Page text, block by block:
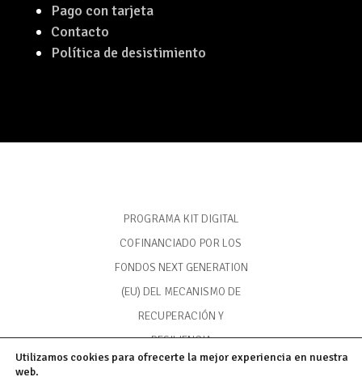
Pago con tarjeta
Contacto
Política de desistimiento
PROGRAMA KIT DIGITAL
COFINANCIADO POR LOS
FONDOS NEXT GENERATION
(EU) DEL MECANISMO DE
RECUPERACIÓN Y
RESILIENCIA
Utilizamos cookies para ofrecerte la mejor experiencia en nuestra
web.